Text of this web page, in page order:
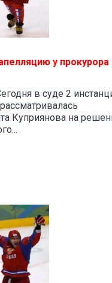
у прокурора
в суде 2
Куприянова на